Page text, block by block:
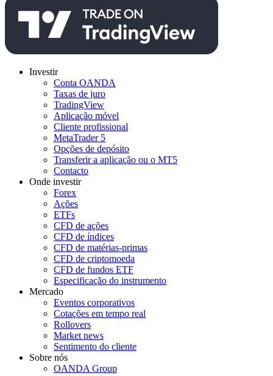
Investir
Conta OANDA
Taxas de juro
TradingView
Aplicação móvel
Cliente profissional
MetaTrader 5
Opções de depósito
Transferir a aplicação ou o MT5
Contacto
Onde investir
Forex
Ações
ETFs
CFD de ações
CFD de índices
CFD de matérias-primas
CFD de criptomoeda
CFD de fundos ETF
Especificação do instrumento
Mercado
Eventos corporativos
Cotações em tempo real
Rollovers
Market news
Sentimento do cliente
Sobre nós
OANDA Group